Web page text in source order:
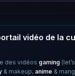
vidéo de la
des vidéos gaming
& makeup, anime &